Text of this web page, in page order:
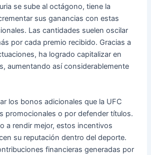
se sube al octágono, tiene la
sus ganancias con estas
Las cantidades suelen oscilar
por cada premio recibido. Gracias a
ha logrado capitalizar en
aumentando así considerablemente
los bonos adicionales que la UFC
promocionales o por defender títulos.
a rendir mejor, estos incentivos
su reputación dentro del deporte.
financieras generadas por